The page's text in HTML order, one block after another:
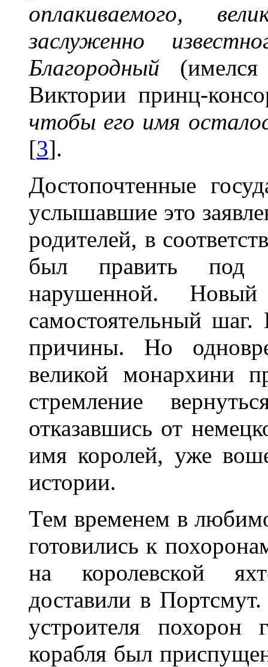
оплакиваемого,
заслуженно
Благородный
Виктории принц-
чтобы его имя
[3].
Достопочтенные
услышавшие это
родителей, в
был править под
нарушенной.
самостоятельный
причины. Но
великой монархини
стремление
отказавшись от
имя королей, уже
истории.
Тем временем в
готовились к
на королевской
доставили в
устроителя похорон
корабля был